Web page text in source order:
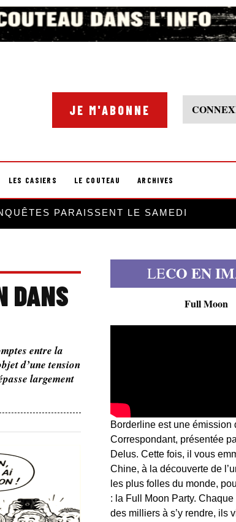
JE M'ABONNE
LES CASIERS LE COUTEAU ARCHIVES
PARAISSENT LE SAMEDI
DANS
entre la
d’une tension
largement
LECO EN
Full Moon
Borderline est une émission
Correspondant, présentée
Delus. Cette fois, il vous
Chine, à la découverte de
les plus folles du monde,
: la Full Moon Party.
des milliers à s’y rendre, ils